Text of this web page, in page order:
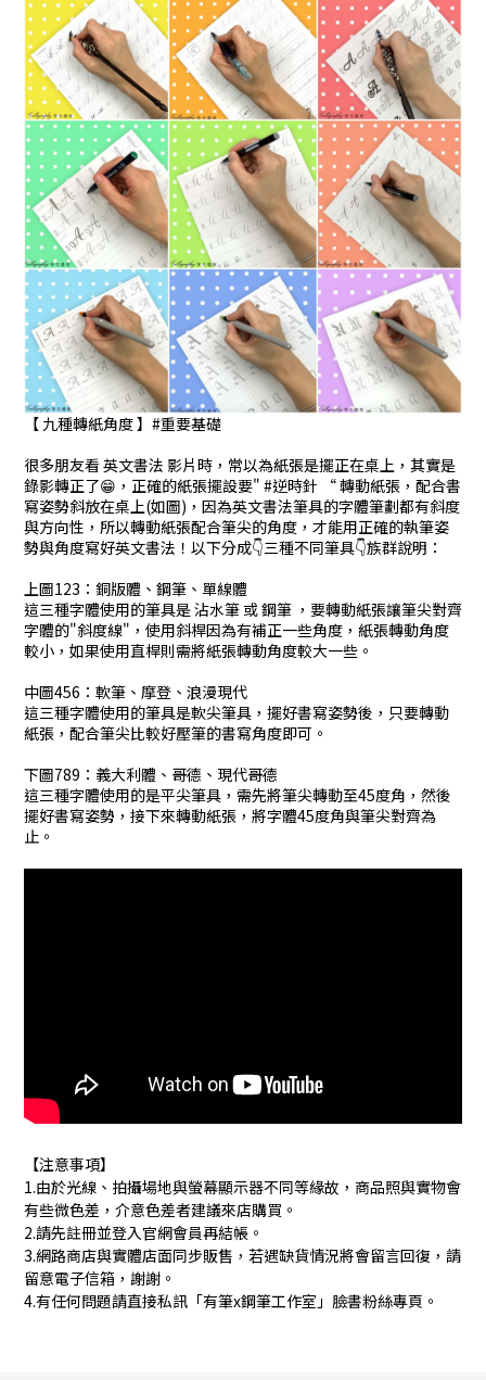
【 九種轉紙角度 】#重要基礎
很多朋友看 英文書法 影片時，常以為紙張是擺正在桌上，其實是
錄影轉正了😁，正確的紙張擺設要" #逆時針 “ 轉動紙張，配合書
寫姿勢斜放在桌上(如圖)，因為英文書法筆具的字體筆劃都有斜度
與方向性，所以轉動紙張配合筆尖的角度，才能用正確的執筆姿
勢與角度寫好英文書法！以下分成👇三種不同筆具👇族群說明：
上圖123：銅版體、鋼筆、單線體
這三種字體使用的筆具是 沾水筆 或 鋼筆 ，要轉動紙張讓筆尖對齊
字體的"斜度線"，使用斜桿因為有補正一些角度，紙張轉動角度
較小，如果使用直桿則需將紙張轉動角度較大一些。
中圖456：軟筆、摩登、浪漫現代
這三種字體使用的筆具是軟尖筆具，擺好書寫姿勢後，只要轉動
紙張，配合筆尖比較好壓筆的書寫角度即可。
下圖789：義大利體、哥德、現代哥德
這三種字體使用的是平尖筆具，需先將筆尖轉動至45度角，然後
擺好書寫姿勢，接下來轉動紙張，將字體45度角與筆尖對齊為
止。
【注意事項】
1.由於光線、拍攝場地與螢幕顯示器不同等緣故，商品照與實物會
有些微色差，介意色差者建議來店購買。
2.請先註冊並登入官網會員再結帳。
3.網路商店與實體店面同步販售，若遇缺貨情況將會留言回復，請
留意電子信箱，謝謝。
4.有任何問題請直接私訊「有筆x鋼筆工作室」臉書粉絲專頁。